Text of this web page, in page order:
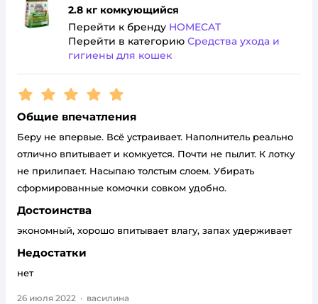
2.8 кг комкующийся
Перейти к бренду HOMECAT
Перейти в категорию Средства ухода и
гигиены для кошек
Рейтинг:5
Общие впечатления
Беру не впервые. Всё устраивает. Наполнитель реально
отлично впитывает и комкуется. Почти не пылит. К лотку
не прилипает. Насыпаю толстым слоем. Убирать
сформированные комочки совком удобно.
Достоинства
экономный, хорошо впитывает влагу, запах удерживает
Недостатки
нет
26 июля 2022 · василина